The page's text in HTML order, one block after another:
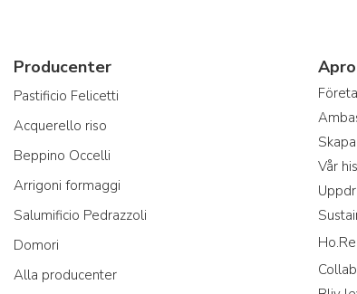
Producenter
Pastificio Felicetti
Acquerello riso
Beppino Occelli
Arrigoni formaggi
Salumificio Pedrazzoli
Domori
Alla producenter
Vår